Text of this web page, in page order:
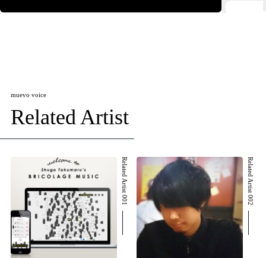
muevo voice
Related Artist
Related Artist 001 Related Artist 002